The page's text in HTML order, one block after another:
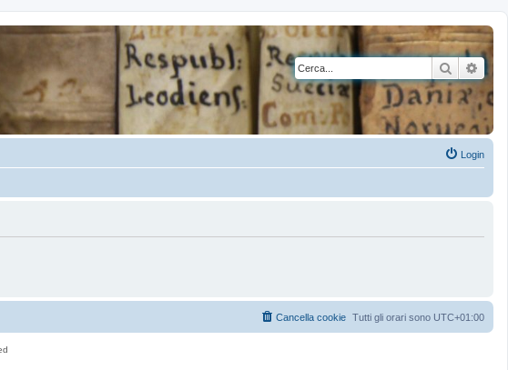
Cerca
Login
Tutti gli orari sono UTC+01:00
Cancella cookie